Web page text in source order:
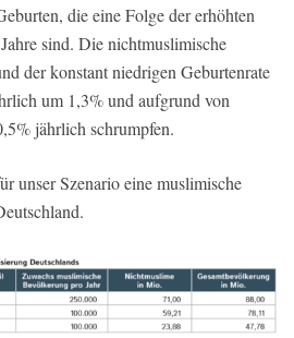
die eine Folge der erhöhten
sind. Die nichtmuslimische
der konstant niedrigen Geburtenrate
um 1,3% und aufgrund von
jährlich schrumpfen.
unser Szenario eine muslimische